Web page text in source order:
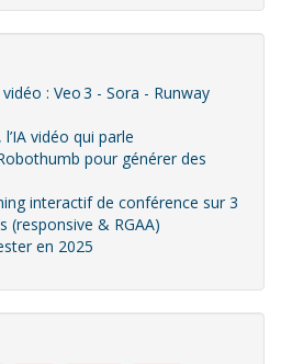
: Veo 3 - Sora - Runway
vidéo qui parle
pour générer des
interactif de conférence sur 3
(responsive & RGAA)
en 2025